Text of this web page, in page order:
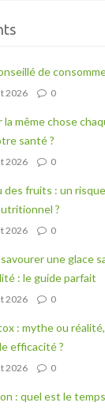
de
2026 0
la même chose
santé ?
2026 0
des fruits : un
?
2026 0
une glace
: le guide parfait
2026 0
: mythe ou
efficacité ?
2026 0
: quel est le